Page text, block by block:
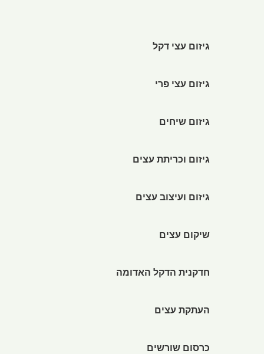
גיזום עצי דקל
גיזום עצי פרי
גיזום שיחים
גיזום וכריתת עצים
גיזום ועיצוב עצים
שיקום עצים
חדקנית הדקל האדומה
העתקת עצים
כרסום שורשים